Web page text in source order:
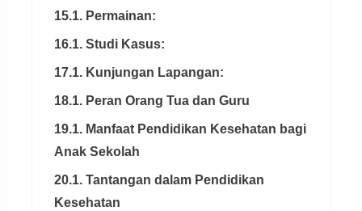
15.1. Permainan:
16.1. Studi Kasus:
17.1. Kunjungan Lapangan:
18.1. Peran Orang Tua dan Guru
19.1. Manfaat Pendidikan Kesehatan bagi
Anak Sekolah
20.1. Tantangan dalam Pendidikan
Kesehatan